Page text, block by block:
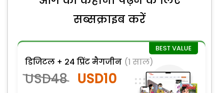
सब्सक्राइब करें
डिजिटल + 24 प्रिंट मैगजीन (1 साल)
USD48 USD10